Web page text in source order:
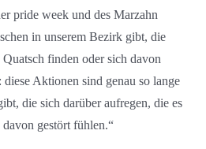
pride week und des Marzahn
in unserem Bezirk gibt, die
finden oder sich davon
diese Aktionen sind genau so lange
die sich darüber aufregen, die es
gestört fühlen.“